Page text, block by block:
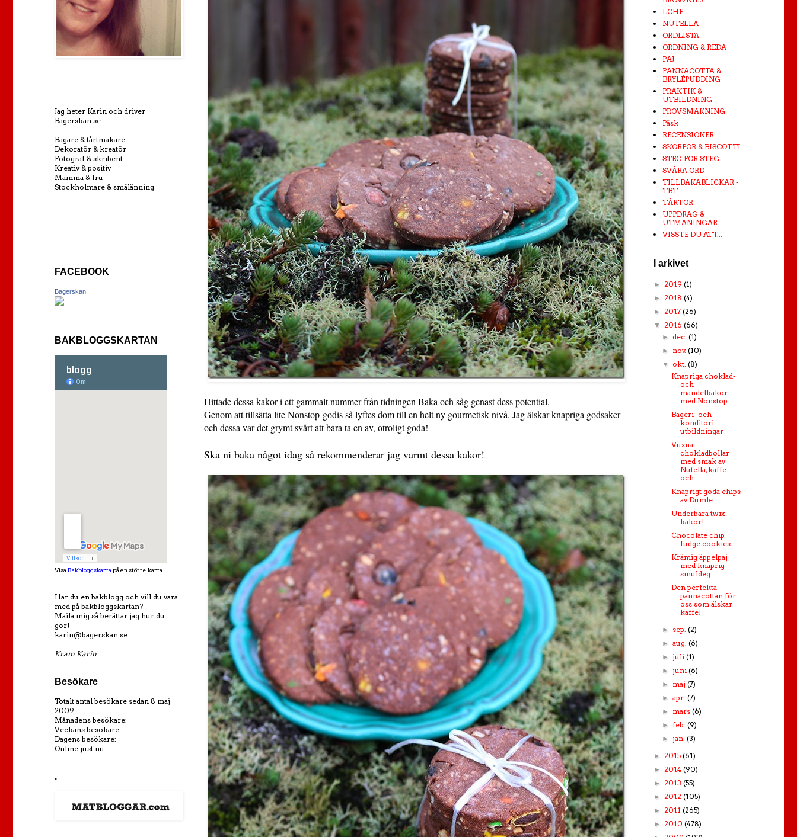
Hittade dessa kakor i ett gammalt nummer från tidningen Baka och såg genast dess potential.
Genom att tillsätta lite Nonstop-godis så lyftes dom till en helt ny gourmetisk nivå. Jag älskar knapriga godsaker
och dessa var det grymt svårt att bara ta en av, otroligt goda!
Ska ni baka något idag så rekommenderar jag varmt dessa kakor!
Jag heter Karin och driver
Bagerskan.se
Bagare & tårtmakare
Dekoratör & kreatör
Fotograf & skribent
Kreativ & positiv
Mamma & fru
Stockholmare & smålänning
FACEBOOK
Bagerskan
BAKBLOGGSKARTAN
Visa Bakbloggskarta på en större karta
Har du en bakblogg och vill du vara
med på bakbloggskartan?
Maila mig så berättar jag hur du
gör!
karin@bagerskan.se
Kram Karin
Besökare
Totalt antal besökare sedan 8 maj
2009:
Månadens besökare:
Veckans besökare:
Dagens besökare:
Online just nu:
.
LCHF
NUTELLA
ORDLISTA
ORDNING & REDA
PAJ
PANNACOTTA &
BRYLÉPUDDING
PRAKTIK &
UTBILDNING
PROVSMAKNING
Påsk
RECENSIONER
SKORPOR & BISCOTTI
STEG FÖR STEG
SVÅRA ORD
TILLBAKABLICKAR -
TBT
TÅRTOR
UPPDRAG &
UTMANINGAR
VISSTE DU ATT...
I arkivet
► 2019 (1)
► 2018 (4)
► 2017 (26)
▼ 2016 (66)
► dec.(1)
► nov.(10)
▼ okt.(8)
Knapriga choklad-
och
mandelkakor
med Nonstop.
Bageri- och
konditori
utbildningar
Vuxna
chokladbollar
med smak av
Nutella, kaffe
och...
Knaprigt goda chips
av Dumle
Underbara twix-
kakor!
Chocolate chip
fudge cookies
Krämig äppelpaj
med knaprig
smuldeg
Den perfekta
pannacottan för
oss som älskar
kaffe!
►sep.(2)
►aug.(6)
► juli(1)
► juni(6)
► maj(7)
►apr.(7)
► mars(6)
►feb.(9)
► jan.(3)
► 2015 (61)
► 2014 (90)
► 2013 (55)
► 2012 (105)
► 2011 (265)
► 2010 (478)